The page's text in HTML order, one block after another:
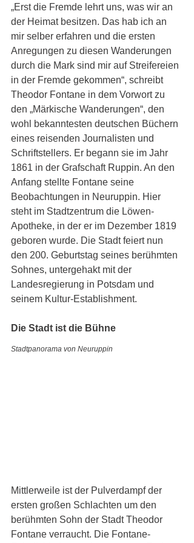
„Erst die Fremde lehrt uns, was wir an
der Heimat besitzen. Das hab ich an
mir selber erfahren und die ersten
Anregungen zu diesen Wanderungen
durch die Mark sind mir auf Streifereien
in der Fremde gekommen“, schreibt
Theodor Fontane in dem Vorwort zu
den „Märkische Wanderungen“, den
wohl bekanntesten deutschen Büchern
eines reisenden Journalisten und
Schriftstellers. Er begann sie im Jahr
1861 in der Grafschaft Ruppin. An den
Anfang stellte Fontane seine
Beobachtungen in Neuruppin. Hier
steht im Stadtzentrum die Löwen-
Apotheke, in der er im Dezember 1819
geboren wurde. Die Stadt feiert nun
den 200. Geburtstag seines berühmten
Sohnes, untergehakt mit der
Landesregierung in Potsdam und
seinem Kultur-Establishment.
Die Stadt ist die Bühne
Stadtpanorama von Neuruppin
Mittlerweile ist der Pulverdampf der
ersten großen Schlachten um den
berühmten Sohn der Stadt Theodor
Fontane verraucht. Die Fontane-